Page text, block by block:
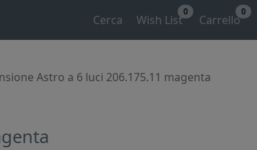
Cerca Wish List
0
Carrello
0
Astro a 6 luci 206.175.11 magenta